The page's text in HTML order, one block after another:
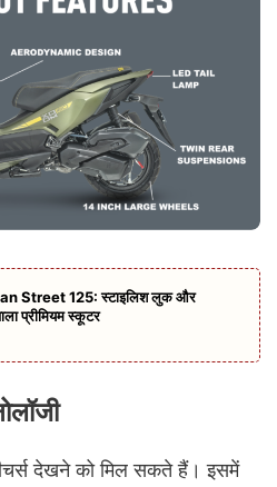
Street 125: स्टाइलिश लुक और
प्रीमियम स्कूटर
देखने को मिल सकते हैं। इसमें